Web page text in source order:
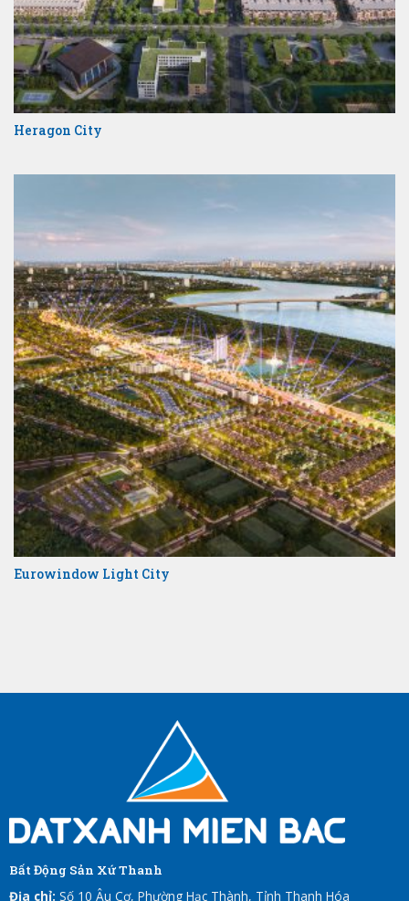
Heragon City
Eurowindow Light City
Bất Động Sản Xứ Thanh
Địa chỉ: Số 10 Âu Cơ, Phường Hạc Thành, Tỉnh Thanh Hóa